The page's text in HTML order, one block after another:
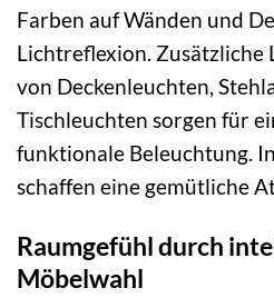
Farben auf Wänden und
Lichtreflexion. Zusätzliche
von Deckenleuchten,
Tischleuchten sorgen für
funktionale Beleuchtung.
schaffen eine gemütliche
Raumgefühl durch
Möbelwahl